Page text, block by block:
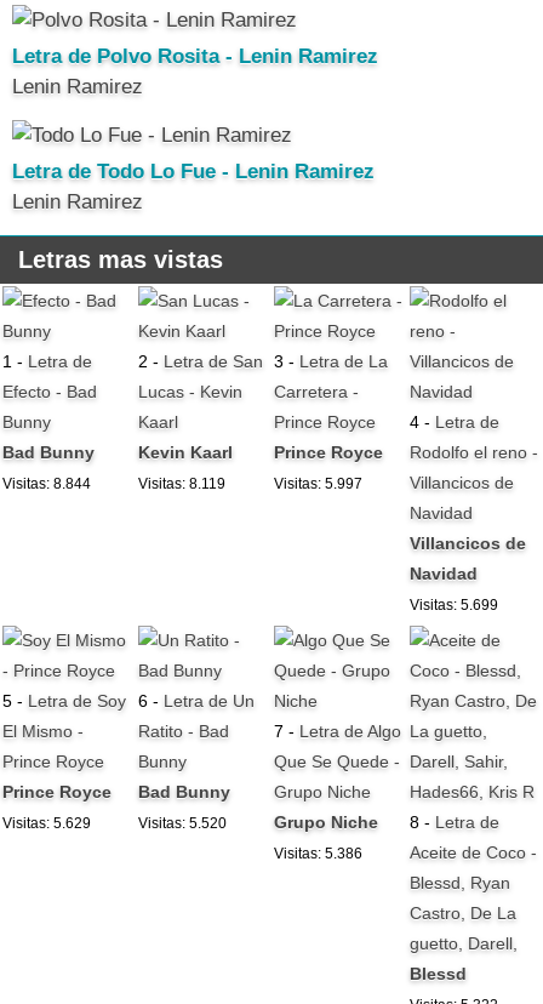
Letra de Polvo Rosita - Lenin Ramirez
Lenin Ramirez
Letra de Todo Lo Fue - Lenin Ramirez
Lenin Ramirez
Letras mas vistas
1 - Letra de
Efecto - Bad
Bunny
Bad Bunny
Visitas: 8.844
2 - Letra de San
Lucas - Kevin
Kaarl
Kevin Kaarl
Visitas: 8.119
3 - Letra de La
Carretera -
Prince Royce
Prince Royce
Visitas: 5.997
4 - Letra de
Rodolfo el reno -
Villancicos de
Navidad
Villancicos de
Navidad
Visitas: 5.699
5 - Letra de Soy
El Mismo -
Prince Royce
Prince Royce
Visitas: 5.629
6 - Letra de Un
Ratito - Bad
Bunny
Bad Bunny
Visitas: 5.520
7 - Letra de Algo
Que Se Quede -
Grupo Niche
Grupo Niche
Visitas: 5.386
8 - Letra de
Aceite de Coco -
Blessd, Ryan
Castro, De La
guetto, Darell,
Blessd